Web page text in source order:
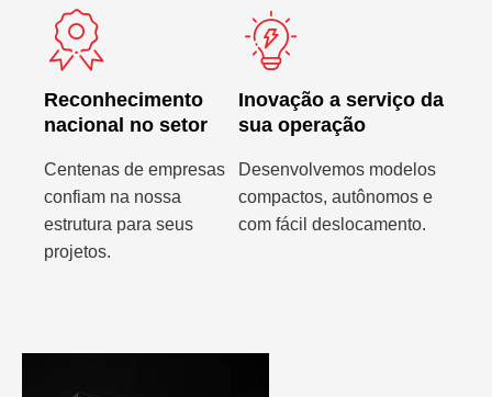
Reconhecimento
nacional no setor
Centenas de empresas
confiam na nossa
estrutura para seus
projetos.
Inovação a serviço da
sua operação
Desenvolvemos modelos
compactos, autônomos e
com fácil deslocamento.